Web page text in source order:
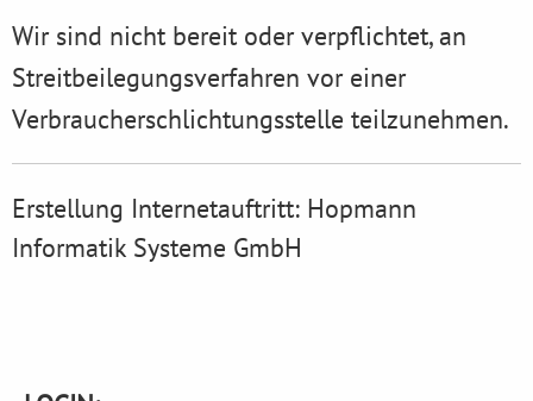
Wir sind nicht bereit oder verpflichtet, an
Streitbeilegungsverfahren vor einer
Verbraucherschlichtungsstelle teilzunehmen.
Erstellung Internetauftritt: Hopmann
Informatik Systeme GmbH